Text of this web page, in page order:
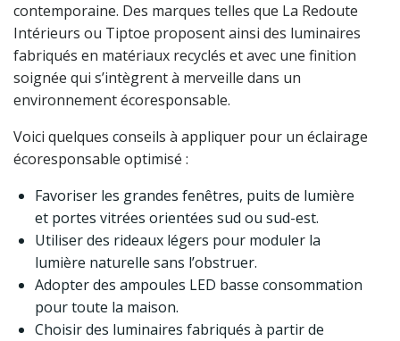
contemporaine. Des marques telles que La Redoute
Intérieurs ou Tiptoe proposent ainsi des luminaires
fabriqués en matériaux recyclés et avec une finition
soignée qui s’intègrent à merveille dans un
environnement écoresponsable.
Voici quelques conseils à appliquer pour un éclairage
écoresponsable optimisé :
Favoriser les grandes fenêtres, puits de lumière
et portes vitrées orientées sud ou sud-est.
Utiliser des rideaux légers pour moduler la
lumière naturelle sans l’obstruer.
Adopter des ampoules LED basse consommation
pour toute la maison.
Choisir des luminaires fabriqués à partir de